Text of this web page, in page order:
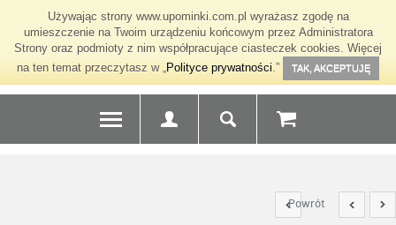
Używając strony www.upominki.com.pl wyrażasz zgodę na
umieszczenie na Twoim urządzeniu końcowym przez Administratora
Strony oraz podmioty z nim współpracujące ciasteczek cookies. Więcej
na ten temat przeczytasz w „Polityce prywatności.” TAK, AKCEPTUJĘ
Powrót